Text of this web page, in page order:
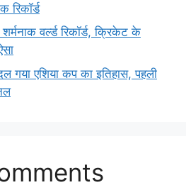
रिकॉर्ड
वर्ल्ड रिकॉर्ड, क्रिकेट के
एशिया कप का इतिहास, पहली